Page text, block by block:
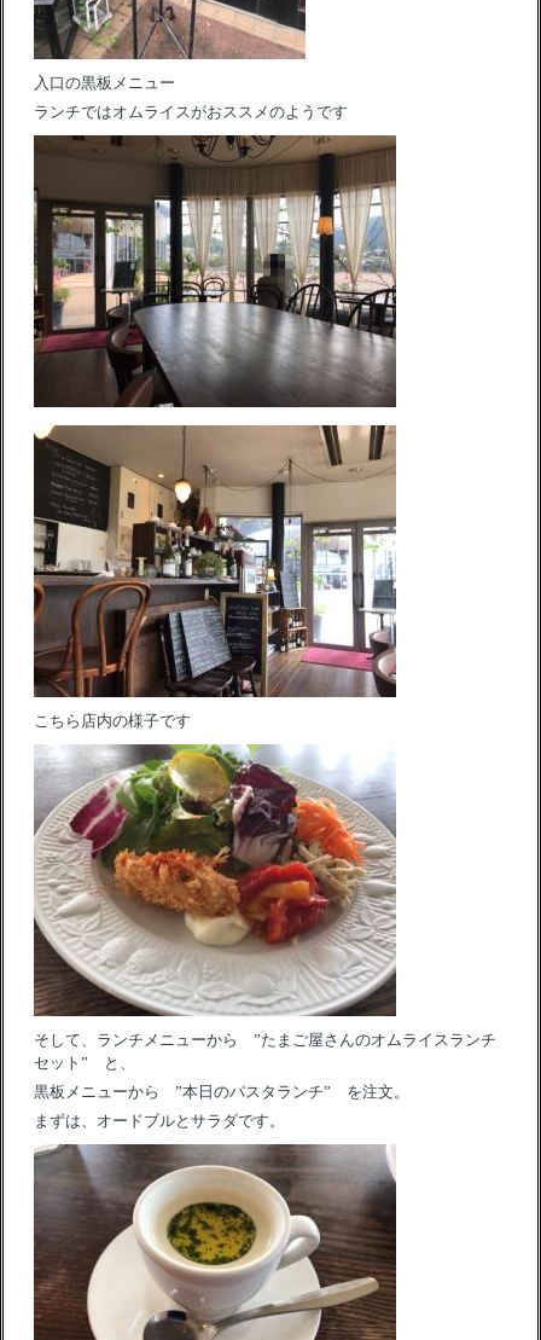
入口の黒板メニュー
ランチではオムライスがおススメのようです
こちら店内の様子です
そして、ランチメニューから ”たまご屋さんのオムライスランチ
セット” と、
黒板メニューから ”本日のパスタランチ” を注文。
まずは、オードブルとサラダです。